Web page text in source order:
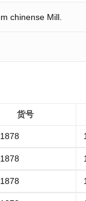
chinense Mill.
货号